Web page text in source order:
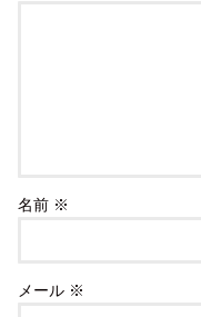
名前 ※
メール ※